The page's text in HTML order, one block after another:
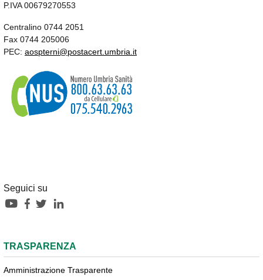
P.IVA 00679270553
Centralino 0744 2051
Fax 0744 205006
PEC: aospterni@postacert.umbria.it
Seguici su
TRASPARENZA
Amministrazione Trasparente